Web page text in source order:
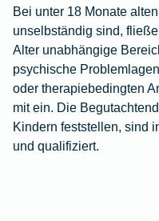
Bei unter 18 Monate
unselbständig sind,
Alter unabhängige
psychische
oder therapiebedingten
mit ein. Die
Kindern feststellen, sind
und qualifiziert.